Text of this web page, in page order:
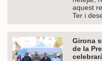
aquest
Ter i
Girona
de la